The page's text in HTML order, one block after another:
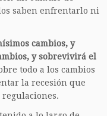
saben enfrentarlo ni
cambios, y
y sobrevivirá el
todo a los cambios
la recesión que
regulaciones.